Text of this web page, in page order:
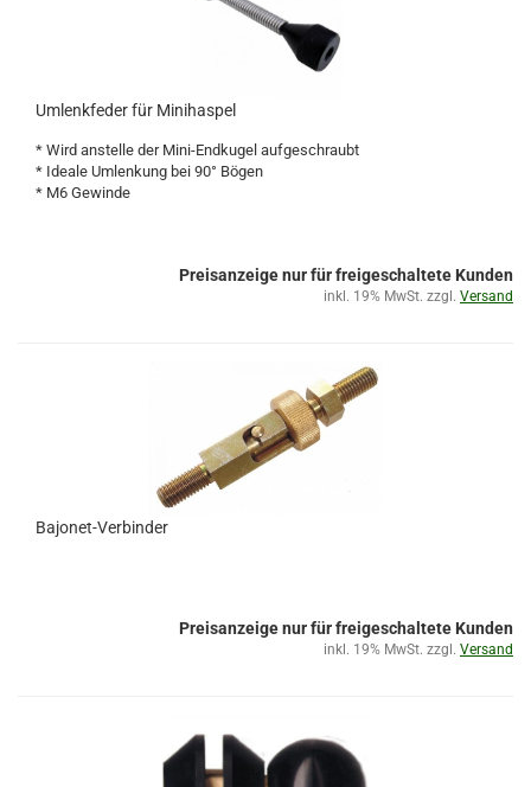
Umlenkfeder für Minihaspel
* Wird anstelle der Mini-Endkugel aufgeschraubt
* Ideale Umlenkung bei 90° Bögen
* M6 Gewinde
Preisanzeige nur für freigeschaltete Kunden
inkl. 19% MwSt. zzgl. Versand
Bajonet-Verbinder
Preisanzeige nur für freigeschaltete Kunden
inkl. 19% MwSt. zzgl. Versand